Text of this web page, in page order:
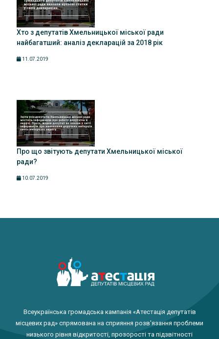
Хто з депутатів Хмельницької міської ради
найбагатший: аналіз декларацій за 2018 рік
11.07.2019
Про що звітують депутати Хмельницької міської
ради?
10.07.2019
Всеукраїнська громадська кампанія «Атестація депутатів
місцевих рад» спрямована на сприяння розв'язання проблеми
низького рівня відкритості, прозорості та підзвітності